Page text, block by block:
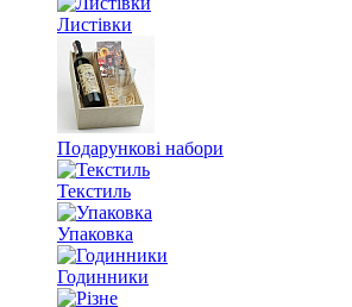
Листівки
Подарункові набори
Текстиль
Упаковка
Годинники